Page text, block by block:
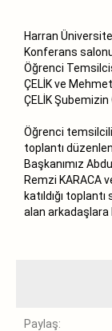
Harran
Konferans
Öğrenci
ÇELİK ve
ÇELİK
Öğrenci
toplantı
Başkanımız
Remzi KARACA
katıldığı
alan arkadaşlara
Paylaş: